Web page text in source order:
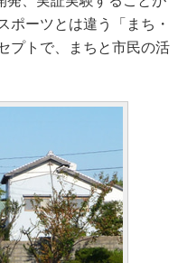
ポーツとは違う「まち・
プトで、まちと市民の活